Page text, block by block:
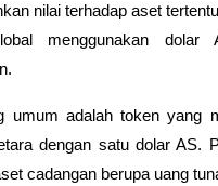
nilai terhadap aset
menggunakan dolar
umum adalah token yang
dengan satu dolar AS.
cadangan berupa uang